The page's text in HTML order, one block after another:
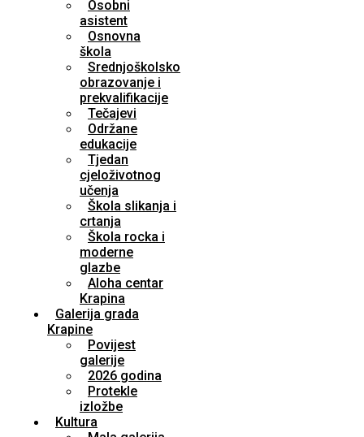
Osobni
asistent
Osnovna
škola
Srednjoškolsko
obrazovanje i
prekvalifikacije
Tečajevi
Održane
edukacije
Tjedan
cjeloživotnog
učenja
Škola slikanja i
crtanja
Škola rocka i
moderne
glazbe
Aloha centar
Krapina
Galerija grada
Krapine
Povijest
galerije
2026 godina
Protekle
izložbe
Kultura